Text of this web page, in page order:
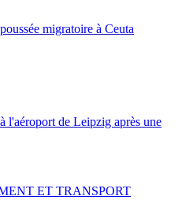
migratoire à Ceuta
l'aéroport de Leipzig après une
ET TRANSPORT